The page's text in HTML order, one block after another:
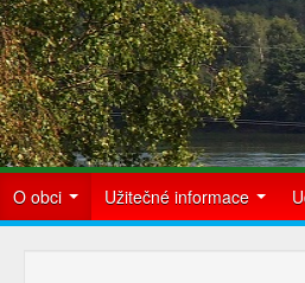
O obci Užitečné informace